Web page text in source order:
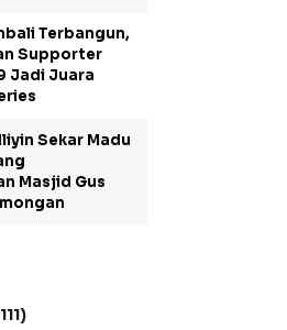
Terbangun,
Supporter
Jadi Juara
Sekar Madu
Masjid Gus